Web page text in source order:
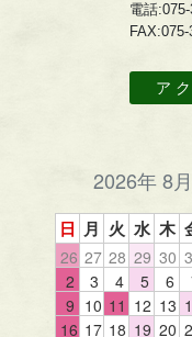
電話
ア
2026年 8月
日 月 火 水 木
26 27 28 29 30
2
3 4 5 6
9 10 11 12 13
16 17 18 19 20